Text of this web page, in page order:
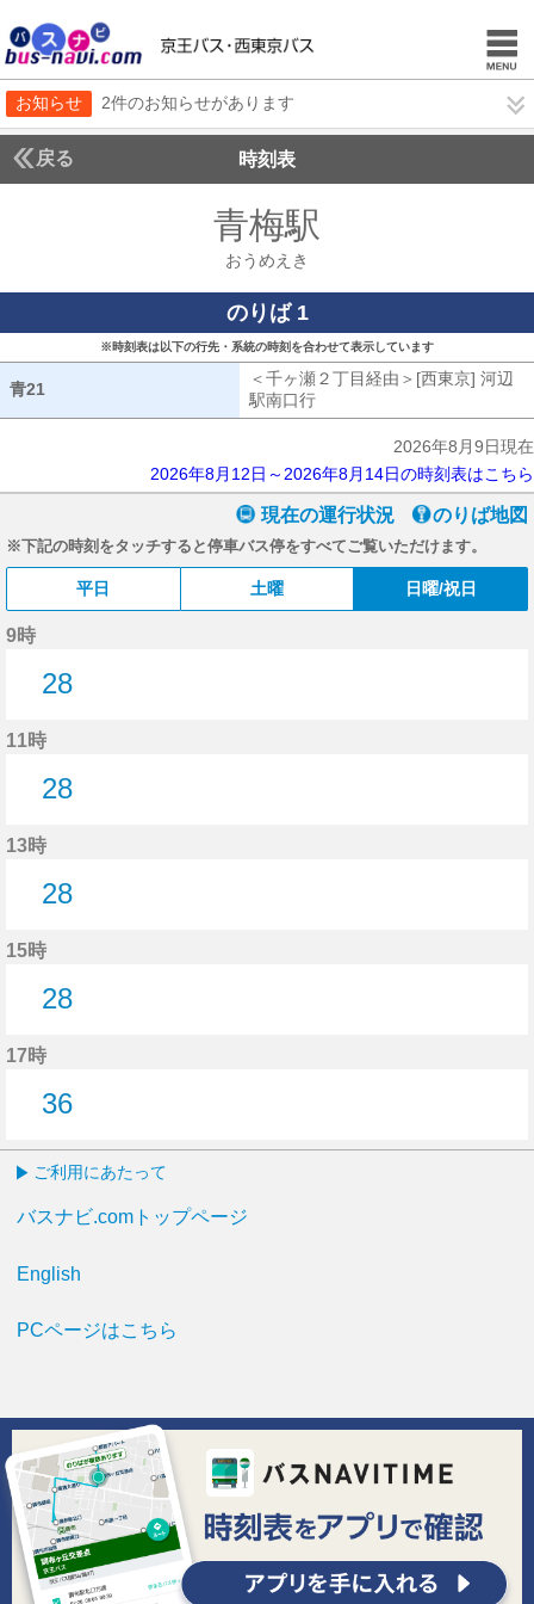
お知らせ 2件のお知らせがあります
戻る 時刻表
青梅駅
おうめえき
のりば 1
※時刻表は以下の行先・系統の時刻を合わせて表示しています
青21
＜千ヶ瀬２丁目経由＞[西東京] 河辺
駅南口行
2026年8月9日現在
2026年8月12日～2026年8月14日の時刻表はこちら
現在の運行状況 のりば地図
※下記の時刻をタッチすると停車バス停をすべてご覧いただけます。
平日 土曜 日曜/祝日
9時
28
11時
28
13時
28
15時
28
17時
36
ご利用にあたって
バスナビ.comトップページ
English
PCページはこちら